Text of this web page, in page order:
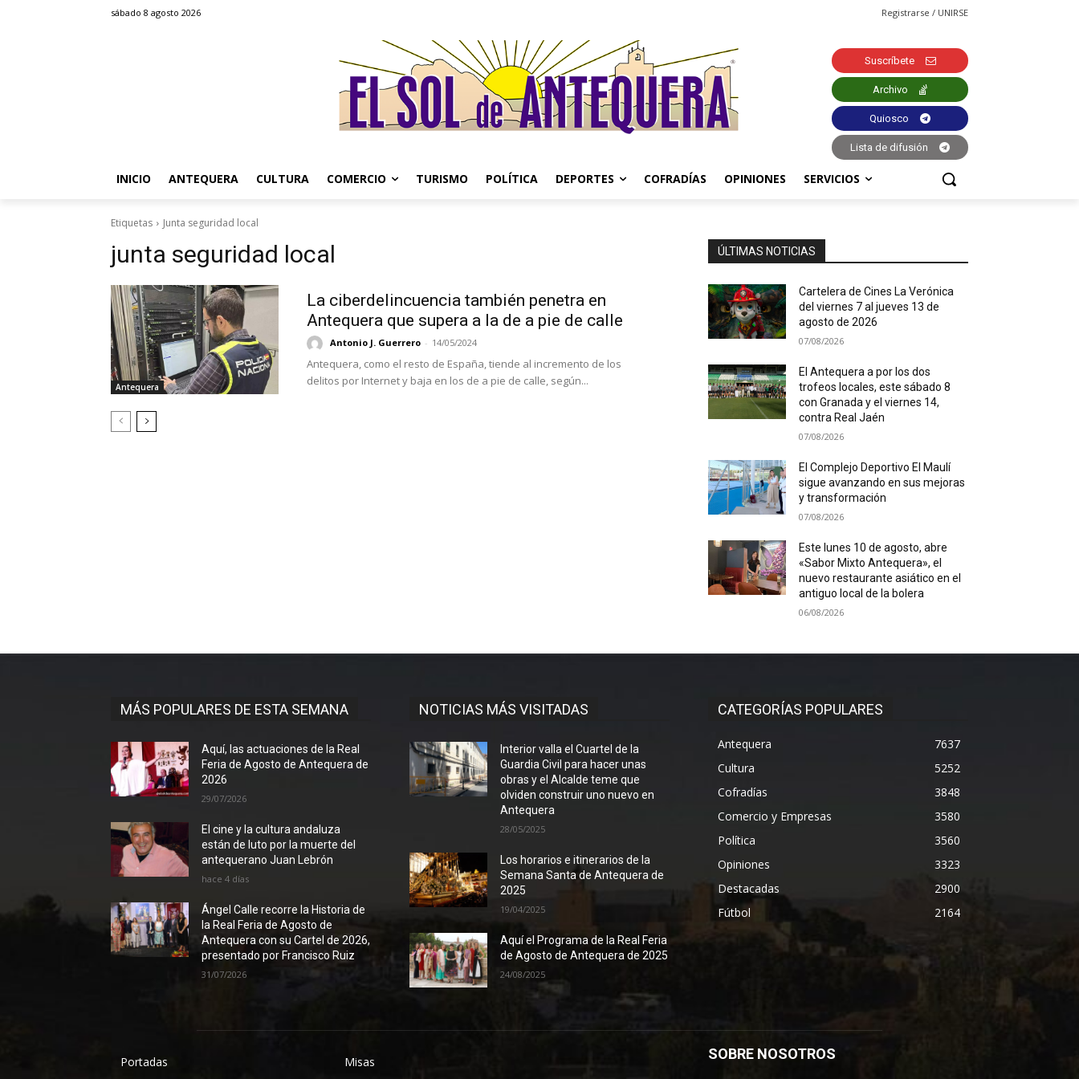
sábado 8 agosto 2026 Registrarse / UNIRSE
Suscríbete
Archivo
Quiosco
Lista de difusión
INICIO ANTEQUERA CULTURA COMERCIO TURISMO POLÍTICA DEPORTES COFRADÍAS OPINIONES SERVICIOS
Etiquetas Junta seguridad local
junta seguridad local
Antequera
La ciberdelincuencia también penetra en
Antequera que supera a la de a pie de calle
Antonio J. Guerrero - 14/05/2024
Antequera, como el resto de España, tiende al incremento de los
delitos por Internet y baja en los de a pie de calle, según...
ÚLTIMAS NOTICIAS
Cartelera de Cines La Verónica
del viernes 7 al jueves 13 de
agosto de 2026
07/08/2026
El Antequera a por los dos
trofeos locales, este sábado 8
con Granada y el viernes 14,
contra Real Jaén
07/08/2026
El Complejo Deportivo El Maulí
sigue avanzando en sus mejoras
y transformación
07/08/2026
Este lunes 10 de agosto, abre
«Sabor Mixto Antequera», el
nuevo restaurante asiático en el
antiguo local de la bolera
06/08/2026
MÁS POPULARES DE ESTA SEMANA
Aquí, las actuaciones de la Real
Feria de Agosto de Antequera de
2026
29/07/2026
El cine y la cultura andaluza
están de luto por la muerte del
antequerano Juan Lebrón
hace 4 días
Ángel Calle recorre la Historia de
la Real Feria de Agosto de
Antequera con su Cartel de 2026,
presentado por Francisco Ruiz
31/07/2026
NOTICIAS MÁS VISITADAS
Interior valla el Cuartel de la
Guardia Civil para hacer unas
obras y el Alcalde teme que
olviden construir uno nuevo en
Antequera
28/05/2025
Los horarios e itinerarios de la
Semana Santa de Antequera de
2025
19/04/2025
Aquí el Programa de la Real Feria
de Agosto de Antequera de 2025
24/08/2025
CATEGORÍAS POPULARES
Antequera
7637
Cultura
5252
Cofradías
3848
Comercio y Empresas
3580
Política
3560
Opiniones
3323
Destacadas
2900
Fútbol
2164
Portadas
Misas
SOBRE NOSOTROS